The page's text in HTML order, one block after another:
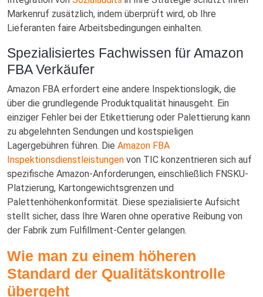
Markenruf zusätzlich, indem überprüft wird, ob Ihre
Lieferanten faire Arbeitsbedingungen einhalten.
Spezialisiertes Fachwissen für Amazon
FBA Verkäufer
Amazon FBA erfordert eine andere Inspektionslogik, die
über die grundlegende Produktqualität hinausgeht. Ein
einziger Fehler bei der Etikettierung oder Palettierung kann
zu abgelehnten Sendungen und kostspieligen
Lagergebühren führen. Die Amazon FBA
Inspektionsdienstleistungen von TIC konzentrieren sich auf
spezifische Amazon-Anforderungen, einschließlich FNSKU-
Platzierung, Kartongewichtsgrenzen und
Palettenhöhenkonformität. Diese spezialisierte Aufsicht
stellt sicher, dass Ihre Waren ohne operative Reibung von
der Fabrik zum Fulfillment-Center gelangen.
Wie man zu einem höheren
Standard der Qualitätskontrolle
übergeht